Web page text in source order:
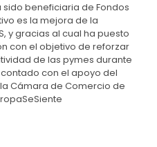
sido beneficiaria de Fondos
es la mejora de la
y gracias al cual ha puesto
con el objetivo de reforzar
de las pymes durante
con el apoyo del
Cámara de Comercio de